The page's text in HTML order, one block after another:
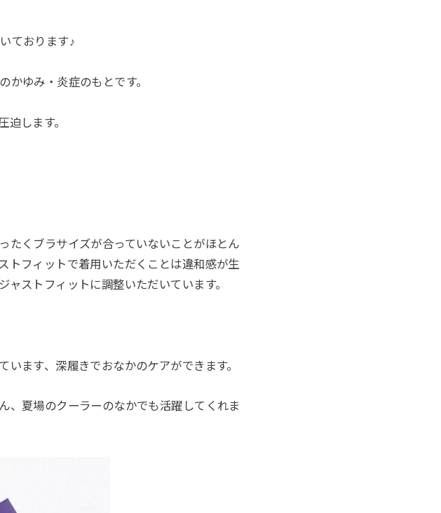
ております♪
かゆみ・炎症のもとです。
迫します。
たくブラサイズが合っていないことがほとん
トフィットで着用いただくことは違和感が生
ストフィットに調整いただいています。
ます、深履きでおなかのケアができます。
、夏場のクーラーのなかでも活躍してくれま